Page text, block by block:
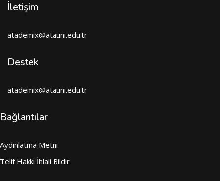
İletişim
atademix@atauni.edu.tr
Destek
atademix@atauni.edu.tr
Bağlantılar
Aydınlatma Metni
Telif Hakkı İhlali Bildir